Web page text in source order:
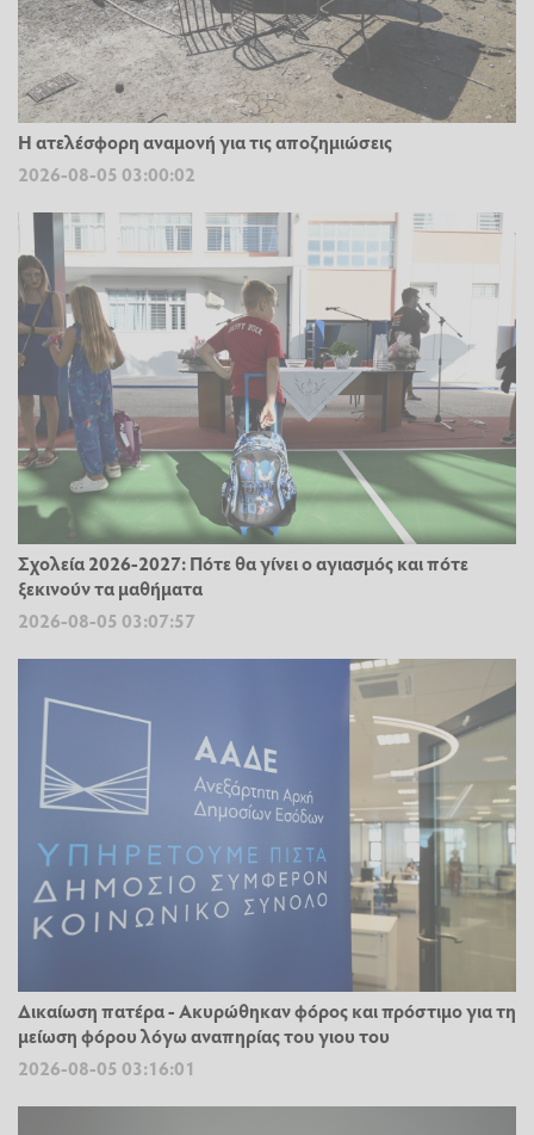
Η ατελέσφορη αναμονή για τις αποζημιώσεις
2026-08-05 03:00:02
Σχολεία 2026-2027: Πότε θα γίνει ο αγιασμός και πότε
ξεκινούν τα μαθήματα
2026-08-05 03:07:57
Δικαίωση πατέρα - Ακυρώθηκαν φόρος και πρόστιμο για τη
μείωση φόρου λόγω αναπηρίας του γιου του
2026-08-05 03:16:01